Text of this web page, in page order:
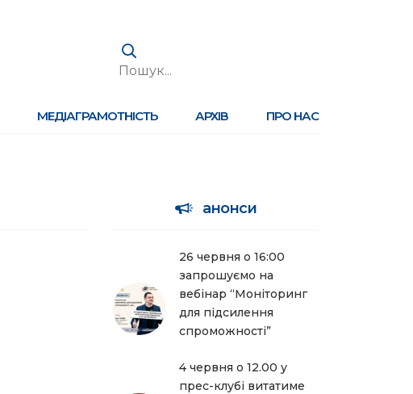
МЕДІАГРАМОТНІСТЬ АРХІВ ПРО НАС
анонси
26 червня о 16:00
запрошуємо на
вебінар “Моніторинг
для підсилення
спроможності”
4 червня о 12.00 у
прес-клубі витатиме